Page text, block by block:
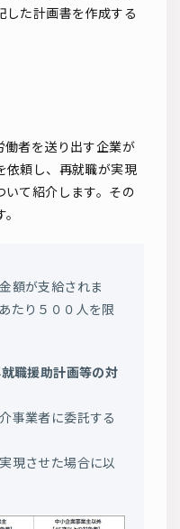
した計画書を作成する
働者を送り出す企業が
依頼し、再就職が実現
いて紹介します。その
額が支給されま
たり５００人を限
職援助計画等の対
事業者に委託する
現させた場合に以